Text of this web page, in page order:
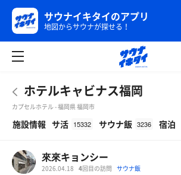
サウナイキタイのアプリ
地図からサウナが探せる！
ホテルキャビナス福岡
カプセルホテル - 福岡県 福岡市
施設情報 サ活 15332 サウナ飯 3236 宿泊
來來キョンシー
2026.04.18 4回目の訪問 サウナ飯